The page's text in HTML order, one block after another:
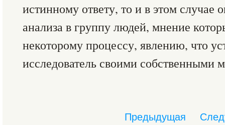
истинному ответу, то и в этом случае
анализа в группу людей, мнение
некоторому процессу, явлению, что
исследователь своими собственными
Предыдущая